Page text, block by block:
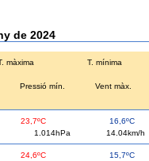
de 2024
màxima T. mínima
Pressió mín. Vent màx.
23,7ºC
16,6ºC
1.014hPa 14.04km/h
24,6ºC
15,7ºC